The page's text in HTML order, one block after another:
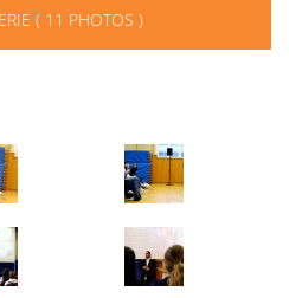
( 11 PHOTOS )